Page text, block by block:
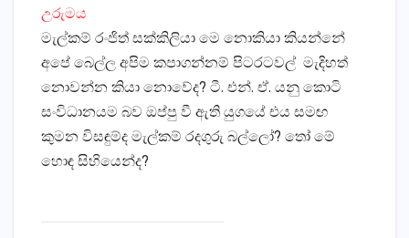
උරුමය
මැල්කම් රංජිත් සක්කිලියා මෙ නොකියා කියන්නේ
අපේ බෙල්ල අපිම කපාගන්නම් පිටරටවල් මැදිහත්
නොවන්න කියා නොවේද? ටී. එන්. ඒ. යනු කොටි
සංවිධානයම බව ඔප්පු වී ඇති යුගයේ එය සමඟ
කුමන විසඳුම්ද මැල්කම් රදගුරු බල්ලෝ? තෝ මේ
හොඳ සිහියෙන්ද?